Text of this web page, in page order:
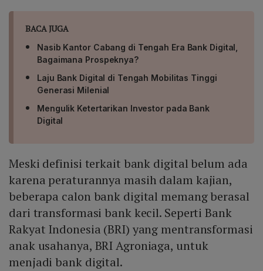
BACA JUGA
Nasib Kantor Cabang di Tengah Era Bank Digital,
Bagaimana Prospeknya?
Laju Bank Digital di Tengah Mobilitas Tinggi
Generasi Milenial
Mengulik Ketertarikan Investor pada Bank
Digital
Meski definisi terkait bank digital belum ada
karena peraturannya masih dalam kajian,
beberapa calon bank digital memang berasal
dari transformasi bank kecil. Seperti Bank
Rakyat Indonesia (BRI) yang mentransformasi
anak usahanya, BRI Agroniaga, untuk
menjadi bank digital.